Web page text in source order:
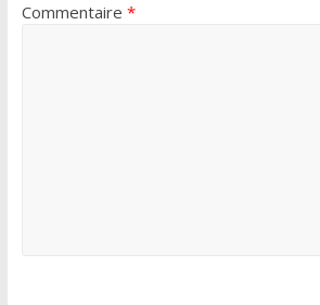
Commentaire *